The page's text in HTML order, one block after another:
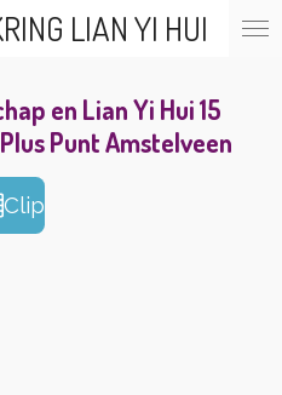
LIAN YI HUI
en Lian Yi Hui 15
Punt Amstelveen
Clip